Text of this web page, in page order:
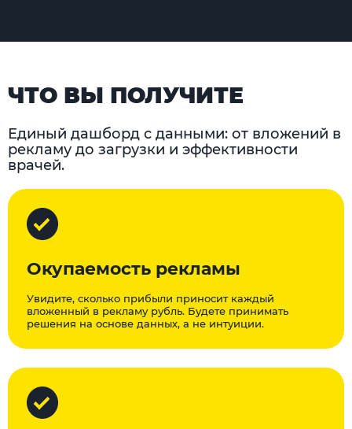
ЧТО ВЫ ПОЛУЧИТЕ
Единый дашборд с данными: от вложений в
рекламу до загрузки и эффективности
врачей.
Окупаемость рекламы
Увидите, сколько прибыли приносит каждый
вложенный в рекламу рубль. Будете принимать
решения на основе данных, а не интуиции.